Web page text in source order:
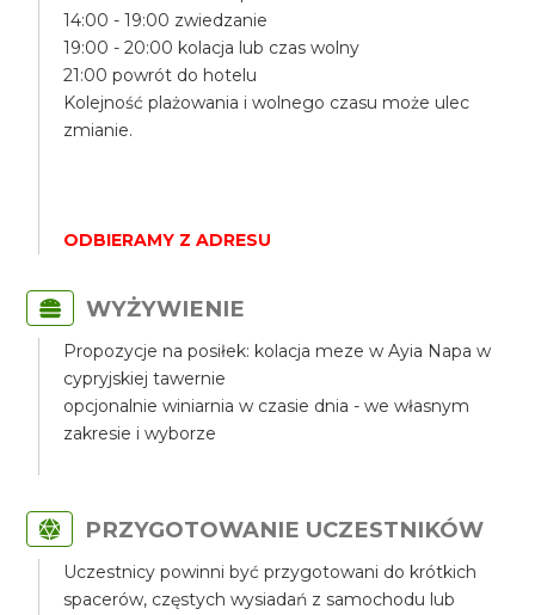
14:00 - 19:00 zwiedzanie
19:00 - 20:00 kolacja lub czas wolny
21:00 powrót do hotelu
Kolejność plażowania i wolnego czasu może ulec
zmianie.
ODBIERAMY Z ADRESU
WYŻYWIENIE
Propozycje na posiłek: kolacja meze w Ayia Napa w
cypryjskiej tawernie
opcjonalnie winiarnia w czasie dnia - we własnym
zakresie i wyborze
PRZYGOTOWANIE UCZESTNIKÓW
Uczestnicy powinni być przygotowani do krótkich
spacerów, częstych wysiadań z samochodu lub